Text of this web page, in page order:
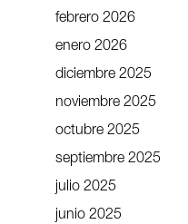
febrero 2026
enero 2026
diciembre 2025
noviembre 2025
octubre 2025
septiembre 2025
julio 2025
junio 2025